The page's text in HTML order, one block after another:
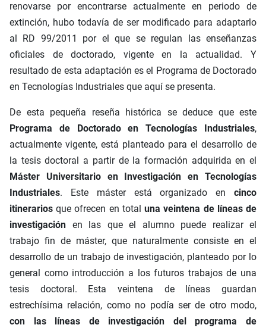
renovarse por encontrarse actualmente en periodo de
extinción, hubo todavía de ser modificado para adaptarlo
al RD 99/2011 por el que se regulan las enseñanzas
oficiales de doctorado, vigente en la actualidad. Y
resultado de esta adaptación es el Programa de Doctorado
en Tecnologías Industriales que aquí se presenta.
De esta pequeña reseña histórica se deduce que este
Programa de Doctorado en Tecnologías Industriales,
actualmente vigente, está planteado para el desarrollo de
la tesis doctoral a partir de la formación adquirida en el
Máster Universitario en Investigación en Tecnologías
Industriales. Este máster está organizado en cinco
itinerariosque ofrecen en totaluna veintena de líneas de
investigación en las que el alumno puede realizar el
trabajo fin de máster, que naturalmente consiste en el
desarrollo de un trabajo de investigación, planteado por lo
general como introducción a los futuros trabajos de una
tesis doctoral. Esta veintena de líneas guardan
estrechísima relación, como no podía ser de otro modo,
con las líneas de investigación del programa de